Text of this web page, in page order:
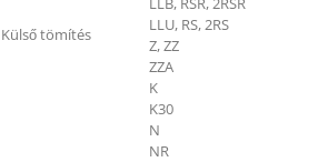
Külső tömítés
LLU, RS, 2RS
Z, ZZ
ZZA
K
K30
N
NR